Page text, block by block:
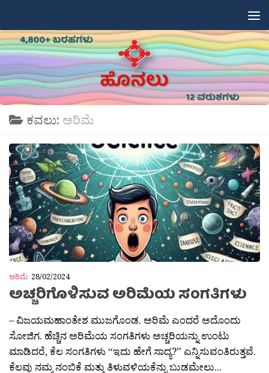
ಕವಲು: ಅರಿಮೆ
ಅರಿಮೆ 28/02/2024
ಅಚ್ಚರಿಗೊಳಿಸುವ ಅರಿಮೆಯ ಸಂಗತಿಗಳು
– ವಿಜಯಮಹಾಂತೇಶ ಮುಜಗೊಂಡ. ಅರಿಮೆ ಎಂದರೆ ಅದೊಂದು
ಸೋಜಿಗ. ಹೆಚ್ಚಿನ ಅರಿಮೆಯ ಸಂಗತಿಗಳು ಅಚ್ಚರಿಯನ್ನು ಉಂಟು
ಮಾಡಿದರೆ, ಕೆಲ ಸಂಗತಿಗಳು “ಇದು ಹೇಗೆ ಸಾದ್ಯ?” ಎನ್ನಿಸುವಂತಿರುತ್ತವೆ.
ಕೆಲವು ನಮ್ಮ ನಂಬಿಕೆ ಮತ್ತು ತಿಳುವಳಿಯಕೆನ್ನು ಬುಡಮೇಲು...